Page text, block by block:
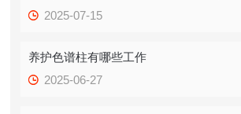
2025-07-15
养护色谱柱有哪些工作
2025-06-27